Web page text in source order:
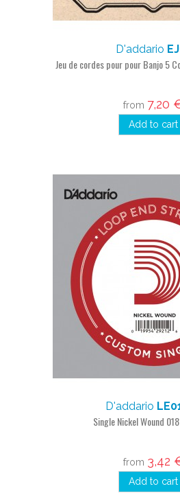
D'addario
Jeu de cordes pour pour Banjo 5
from 7,20
Add to cart
D'addario
Single Nickel Wound
from 3,42
Add to cart